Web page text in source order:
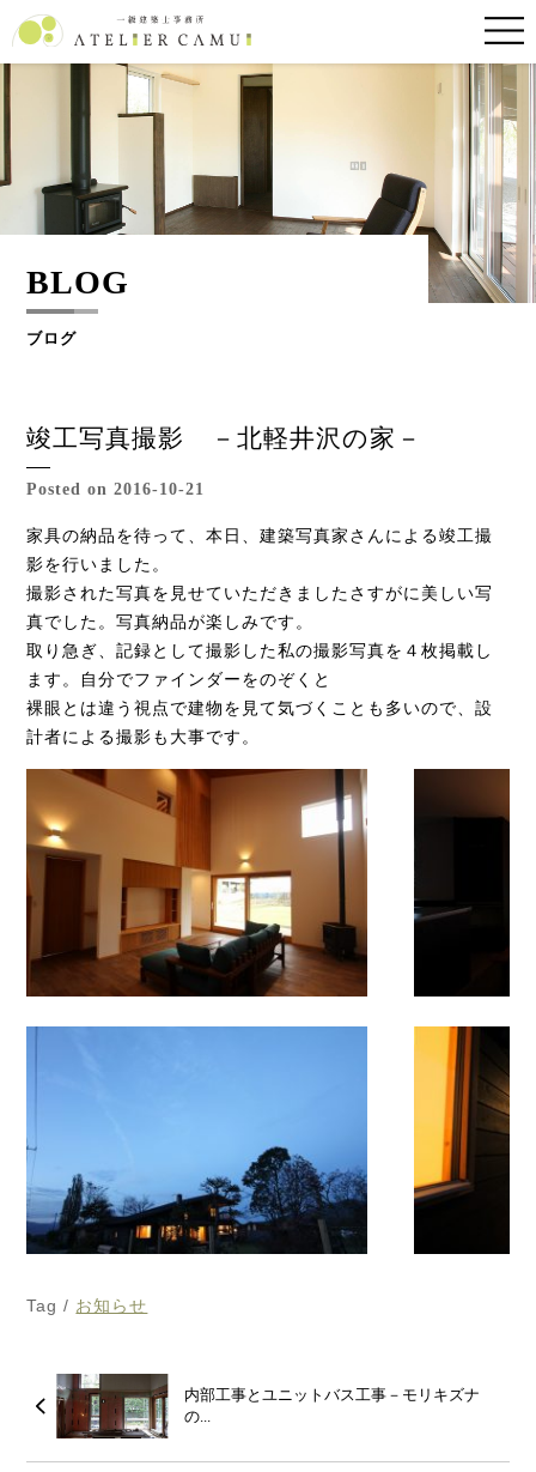
BLOG
ブログ
竣工写真撮影 －北軽井沢の家－
Posted on 2016-10-21
家具の納品を待って、本日、建築写真家さんによる竣工撮
影を行いました。
撮影された写真を見せていただきましたさすがに美しい写
真でした。写真納品が楽しみです。
取り急ぎ、記録として撮影した私の撮影写真を４枚掲載し
ます。自分でファインダーをのぞくと
裸眼とは違う視点で建物を見て気づくことも多いので、設
計者による撮影も大事です。
Tag / お知らせ
内部工事とユニットバス工事－モリキズナ
の...